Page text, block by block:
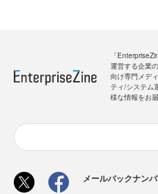
「
運営する企業
向け専門メデ
ティ/システム
様な情報をお
メールバックナン